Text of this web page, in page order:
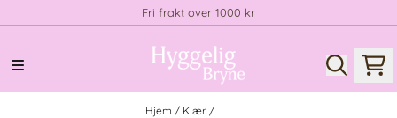
Fri frakt over 1000 kr
Hjem / Klær /